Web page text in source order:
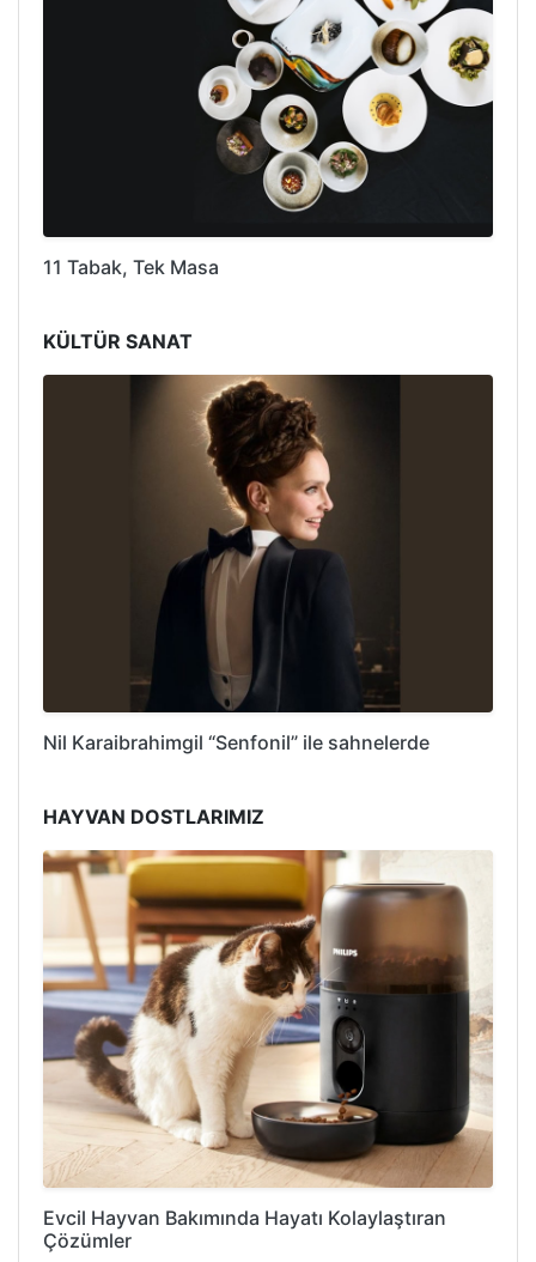
11 Tabak, Tek Masa
KÜLTÜR SANAT
Nil Karaibrahimgil “Senfonil” ile sahnelerde
HAYVAN DOSTLARIMIZ
Evcil Hayvan Bakımında Hayatı Kolaylaştıran
Çözümler